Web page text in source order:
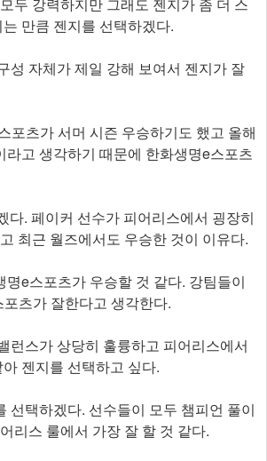
만큼 젠지를 선택하겠다.
성 자체가 제일 강해 보여서 젠지가 잘
포츠가 서머 시즌 우승하기도 했고 올해
라고 생각하기 때문에 한화생명e스포츠
다. 페이커 선수가 피어리스에서 굉장히
최근 월즈에서도 우승한 것이 이유다.
명e스포츠가 우승할 것 같다. 강팀들이
츠가 잘한다고 생각한다.
런스가 상당히 훌륭하고 피어리스에서
젠지를 선택하고 싶다.
선택하겠다. 선수들이 모두 챔피언 풀이
리스 룰에서 가장 잘 할 것 같다.